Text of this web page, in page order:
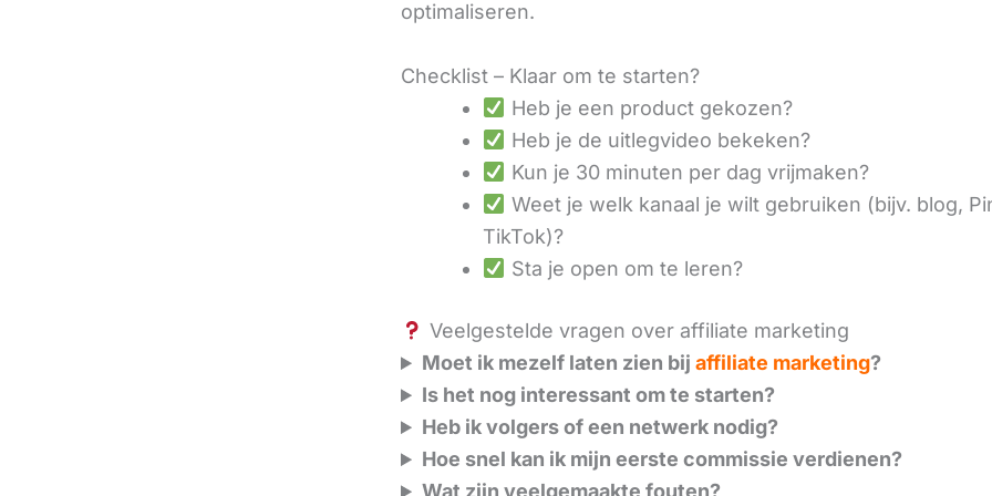
optimaliseren.
Checklist – Klaar om te starten?
Heb je een product gekozen?
Heb je de uitlegvideo bekeken?
Kun je 30 minuten per dag vrijmaken?
Weet je welk kanaal je wilt gebruiken (bijv. blog,
TikTok)?
Sta je open om te leren?
Veelgestelde vragen over affiliate marketing
Moet ik mezelf laten zien bijaffiliate marketing?
Is het nog interessant om te starten?
Heb ik volgers of een netwerk nodig?
Hoe snel kan ik mijn eerste commissie verdienen?
Wat zijn veelgemaakte fouten?